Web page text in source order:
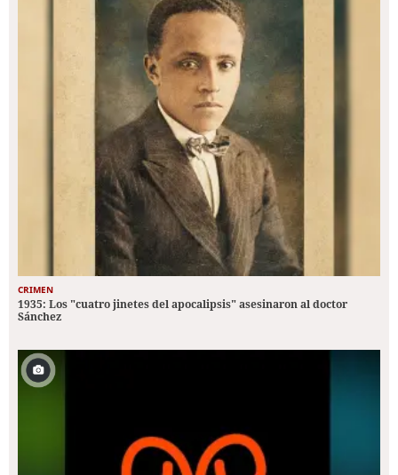
CRIMEN
1935: Los "cuatro jinetes del apocalipsis" asesinaron al doctor
Sánchez